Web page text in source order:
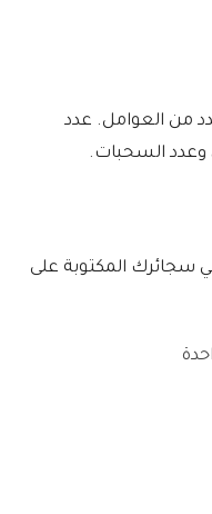
من العوامل. عدد
وعدد السحبات.
سجائرك المكتوبة على